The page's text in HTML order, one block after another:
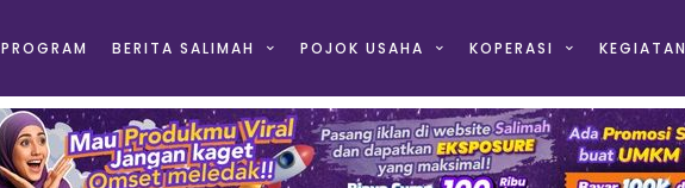
PROGRAM BERITA SALIMAH POJOK USAHA KOPERASI KEGIATAN